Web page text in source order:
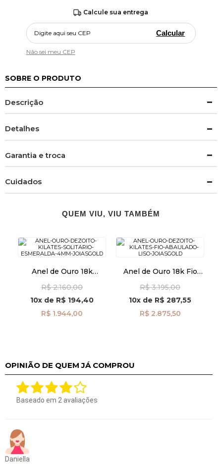
Calcule sua entrega
Calcular
Não sei meu CEP
SOBRE O PRODUTO
Descrição
Detalhes
Garantia e troca
Cuidados
QUEM VIU, VIU TAMBÉM
Anel de Ouro 18k
4mm an42012
R$ 2.160,00
10x de R$ 194,40
R$ 1.944,00
Anel de Ouro 18k Fio
R$ 3.195,00
10x de R$ 287,55
R$ 2.875,50
OPINIÃO DE QUEM JÁ COMPROU
Baseado em 2avaliações
Daniella